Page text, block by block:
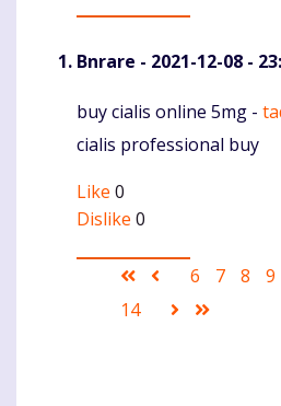
Bnrare - 2021-12-08 -
Komentaras
buy cialis online 5mg -
cialis professional buy
Like 0
Dislike 0
Pagination
First
page
Ankstesnis
puslapis
Puslapis
6 Puslapis
7 8 9
Puslapis
14
Sekantis